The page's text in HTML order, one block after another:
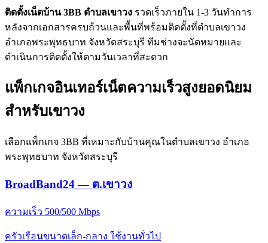
ติดตั้งเน็ตบ้าน 3BB ตำบลเขาวง รวดเร็วภายใน 1-3 วันทำการ
หลังจากเอกสารครบถ้วนและพื้นที่พร้อมติดตั้งที่ตำบลเขาวง
อำเภอพระพุทธบาท จังหวัดสระบุรี ทีมช่างจะนัดหมายและ
ดำเนินการติดตั้งให้ตามวันเวลาที่สะดวก
แพ็กเกจอินเทอร์เน็ตความเร็วสูงยอดนิยม
สำหรับเขาวง
เลือกแพ็กเกจ 3BB ที่เหมาะกับบ้านคุณในตำบลเขาวง อำเภอ
พระพุทธบาท จังหวัดสระบุรี
BroadBand24 — ต.เขาวง
ความเร็ว 500/500 Mbps
ครัวเรือนขนาดเล็ก-กลาง ใช้งานทั่วไป